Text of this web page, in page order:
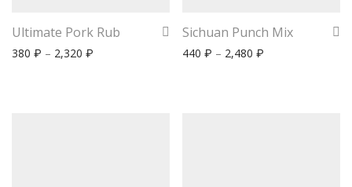
Ultimate Pork Rub
380 ₽ – 2,320 ₽
Sichuan Punch Mix
440 ₽ – 2,480 ₽